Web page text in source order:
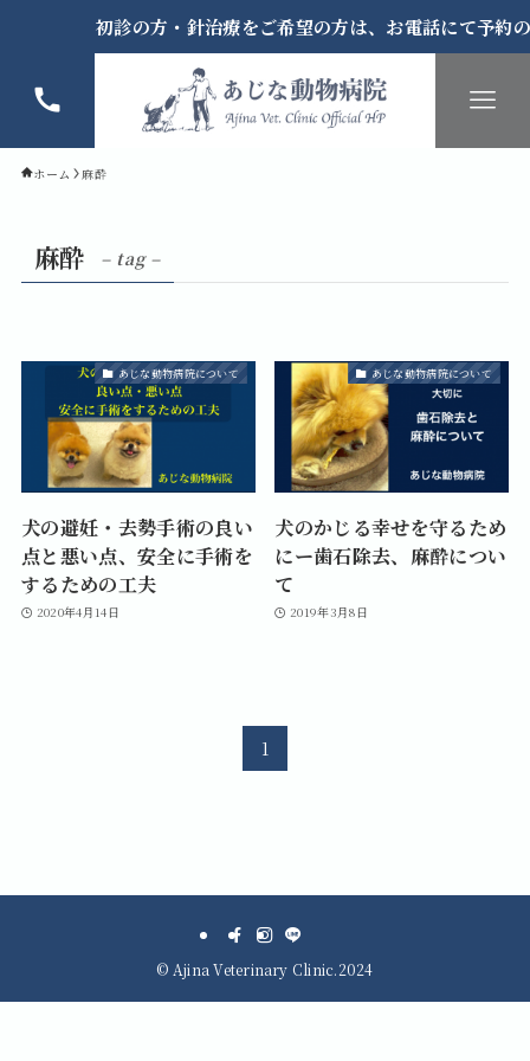
初診の方・針治療をご希望の方は、お電話にて予約
ホーム 麻酔
麻酔 – tag –
あじな動物病院について
犬の避妊・去勢手術の良い
点と悪い点、安全に手術を
するための工夫
2020年4月14日
あじな動物病院について
犬のかじる幸せを守るため
にー歯石除去、麻酔につい
て
2019年3月8日
1
© Ajina Veterinary Clinic.2024